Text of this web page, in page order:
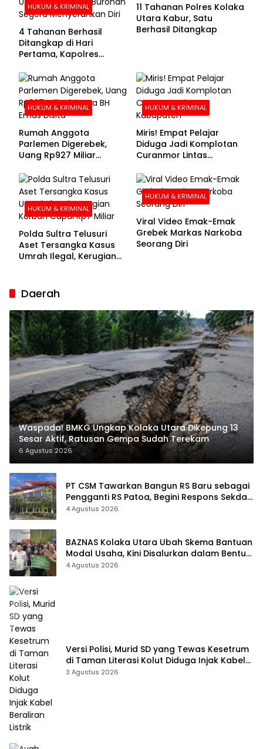
HUKUM & KRIMINAL
4 Tahanan Berhasil
Ditangkap di Hari
Pertama, Kapolres
Buronan Segera
Menyerahkan Diri
11 Tahanan Polres Kolaka
Utara Kabur, Satu
Berhasil Ditangkap
HUKUM & KRIMINAL
Rumah Anggota
Parlemen Digerebek,
Uang Rp927 Miliar
HUKUM & KRIMINAL
Miris! Empat Pelajar
Diduga Jadi Komplotan
Curanmor Lintas
HUKUM & KRIMINAL
Polda Sultra Telusuri
Aset Tersangka Kasus
Umrah Ilegal, Kerugian
HUKUM & KRIMINAL
Viral Video Emak-Emak
Grebek Markas Narkoba
Seorang Diri
Daerah
Waspada! BMKG Ungkap Kolaka Utara Dikepung 13
Sesar Aktif, Ratusan Gempa Sudah Terekam
6 Agustus 2026
PT CSM Tawarkan Bangun RS Baru sebagai
Pengganti RS Patoa, Begini Respons Sekda
Kolut
4 Agustus 2026
BAZNAS Kolaka Utara Ubah Skema Bantuan
Modal Usaha, Kini Disalurkan dalam Bentuk
Barang Senilai Rp419,5 Juta
4 Agustus 2026
Versi Polisi, Murid SD yang Tewas Kesetrum
di Taman Literasi Kolut Diduga Injak Kabel
Beraliran Listrik
3 Agustus 2026